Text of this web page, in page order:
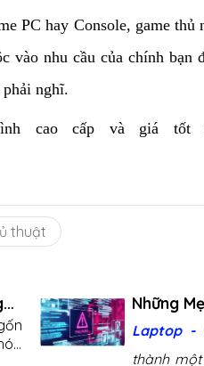
PC hay Console, game
vào nhu cầu của chính bạn
nghĩ.
cao cấp và giá tốt
thuật
Những
Tăng
Người
Laptop -
thành